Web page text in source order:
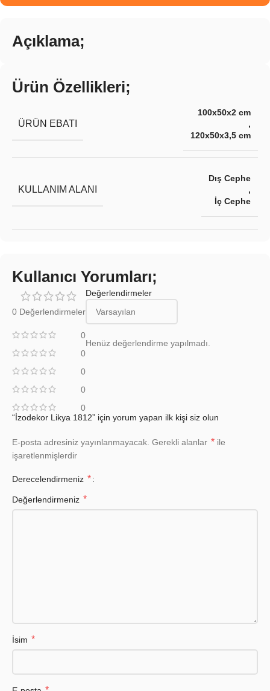
Açıklama;
Ürün Özellikleri;
ÜRÜN EBATI
100x50x2 cm
,
120x50x3,5 cm
KULLANIM ALANI
Dış Cephe
,
İç Cephe
Kullanıcı Yorumları;
0 Değerlendirmeler
0
0
0
0
0
Değerlendirmeler
Henüz değerlendirme yapılmadı.
“İzodekor Likya 1812” için yorum yapan ilk kişi siz olun
E-posta adresiniz yayınlanmayacak. Gerekli alanlar * ile
işaretlenmişlerdir
Derecelendirmeniz *
Değerlendirmeniz *
İsim *